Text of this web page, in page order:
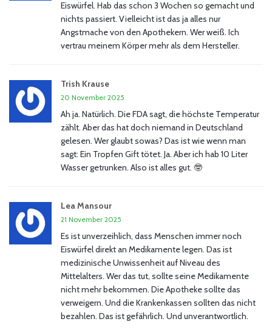
Eiswürfel. Hab das schon 3 Wochen so gemacht und
nichts passiert. Vielleicht ist das ja alles nur
Angstmache von den Apothekern. Wer weiß. Ich
vertrau meinem Körper mehr als dem Hersteller.
Trish Krause
20 November 2025
Ah ja. Natürlich. Die FDA sagt, die höchste Temperatur
zählt. Aber das hat doch niemand in Deutschland
gelesen. Wer glaubt sowas? Das ist wie wenn man
sagt: Ein Tropfen Gift tötet. Ja. Aber ich hab 10 Liter
Wasser getrunken. Also ist alles gut. 🤓
Lea Mansour
21 November 2025
Es ist unverzeihlich, dass Menschen immer noch
Eiswürfel direkt an Medikamente legen. Das ist
medizinische Unwissenheit auf Niveau des
Mittelalters. Wer das tut, sollte seine Medikamente
nicht mehr bekommen. Die Apotheke sollte das
verweigern. Und die Krankenkassen sollten das nicht
bezahlen. Das ist gefährlich. Und unverantwortlich.